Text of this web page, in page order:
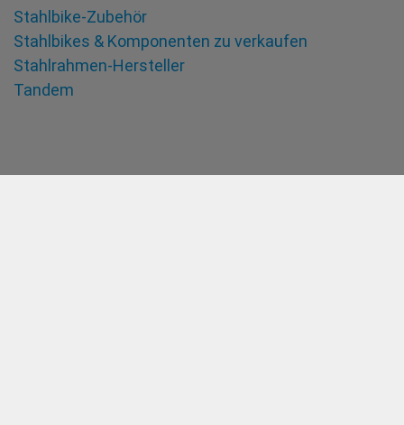
Stahlbike-Zubehör
Stahlbikes & Komponenten zu verkaufen
Stahlrahmen-Hersteller
Tandem